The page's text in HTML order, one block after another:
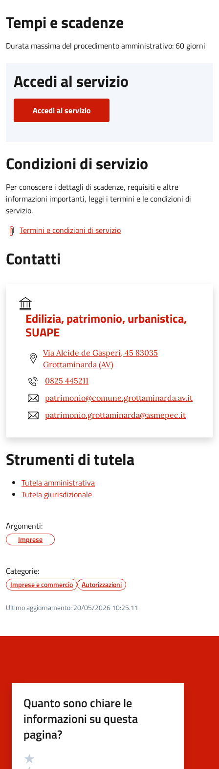
Tempi e scadenze
Durata massima del procedimento amministrativo: 60 giorni
Accedi al servizio
Accedi al servizio
Condizioni di servizio
Per conoscere i dettagli di scadenze, requisiti e altre
informazioni importanti, leggi i termini e le condizioni di
servizio.
Termini e condizioni di servizio
Contatti
Edilizia, patrimonio, urbanistica,
SUAPE
Via Alcide de Gasperi, 45 83035
Grottaminarda (AV)
0825 445211
patrimonio@comune.grottaminarda.av.it
patrimonio.grottaminarda@asmepec.it
Strumenti di tutela
Tutela amministrativa
Tutela giurisdizionale
Argomenti:
Imprese
Categorie:
Imprese e commercio Autorizzazioni
Ultimo aggiornamento: 20/05/2026 10:25.11
Quanto sono chiare le
informazioni su questa
pagina?
Valutazione